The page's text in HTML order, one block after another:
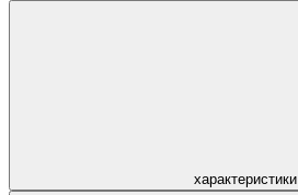
характеристики